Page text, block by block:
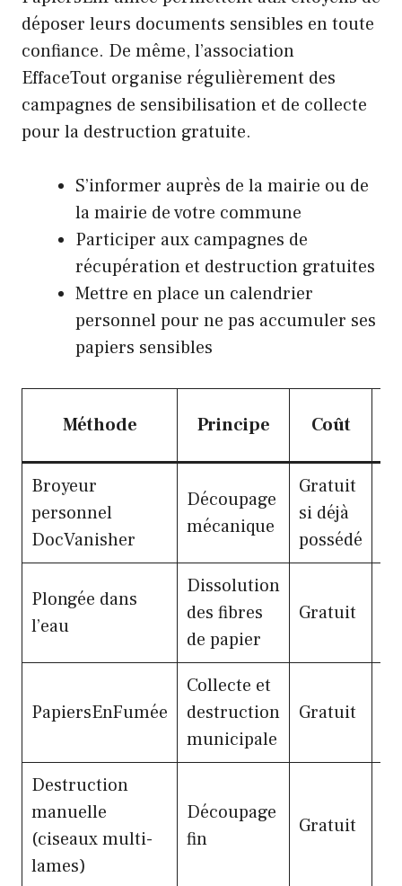
déposer leurs documents sensibles en toute
confiance. De même, l’association
EffaceTout organise régulièrement des
campagnes de sensibilisation et de collecte
pour la destruction gratuite.
S’informer auprès de la mairie ou de
la mairie de votre commune
Participer aux campagnes de
récupération et destruction gratuites
Mettre en place un calendrier
personnel pour ne pas accumuler ses
papiers sensibles
Méthode Principe Coût
Broyeur
personnel
DocVanisher
Découpage
mécanique
Gratuit
si déjà
possédé
Plongée dans
l’eau
Dissolution
des fibres
de papier
Gratuit
PapiersEnFumée
Collecte et
destruction
municipale
Gratuit
Destruction
manuelle
(ciseaux multi-
lames)
Découpage
fin
Gratuit